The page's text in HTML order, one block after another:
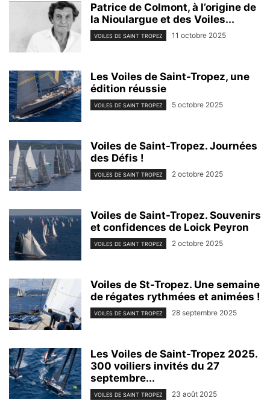
Patrice de Colmont, à l’origine de
la Nioulargue et des Voiles...
VOILES DE SAINT TROPEZ 11 octobre 2025
Les Voiles de Saint-Tropez, une
édition réussie
VOILES DE SAINT TROPEZ 5 octobre 2025
Voiles de Saint-Tropez. Journées
des Défis !
VOILES DE SAINT TROPEZ 2 octobre 2025
Voiles de Saint-Tropez. Souvenirs
et confidences de Loick Peyron
VOILES DE SAINT TROPEZ 2 octobre 2025
Voiles de St-Tropez. Une semaine
de régates rythmées et animées !
VOILES DE SAINT TROPEZ 28 septembre 2025
Les Voiles de Saint-Tropez 2025.
300 voiliers invités du 27
septembre...
VOILES DE SAINT TROPEZ 23 août 2025